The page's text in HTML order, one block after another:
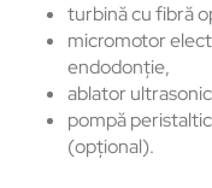
turbină cu fibră
micromotor
endodonție,
ablator
pompă
(opțional).